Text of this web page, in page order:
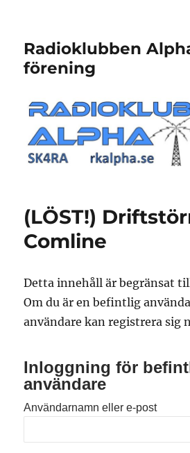
Radioklubben
förening
(LÖST!)
Comline
Detta innehåll är begränsat
Om du är en befintlig
användare kan registrera sig
Inloggning för
användare
Användarnamn eller e-post